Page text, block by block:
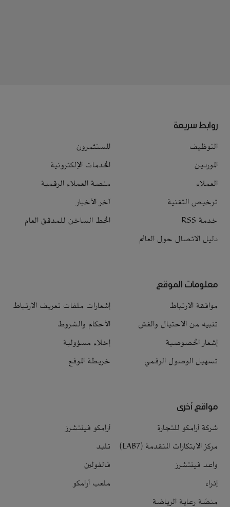
روابط سريعة
التوظيف
المستثمرون
الموردين
الخدمات الإلكترونية
العملاء
منصة العملاء الرقمية
ترخيص التقنية
آخر الأخبار
خدمة RSS
الخط الساخن للمدقق العام
دليل الاتصال حول العالم
معلومات الموقع
موافقة الارتباط
إشعارات ملفات تعريف الارتباط
تنبيه من الاحتيال والغش
الأحكام والشروط
إشعار الخصوصية
إخلاء مسؤولية
تسهيل الوصول الرقمي
خريطة الموقع
مواقع أخرى
شركة أرامكو للتجارة
أرامكو فينتشرز
مركز الابتكارات المتقدمة (LAB7)
تليد
واعد فينتشرز
فالفولين
إثراء
ملعب أرامكو
منصّة رعاية الرياضة